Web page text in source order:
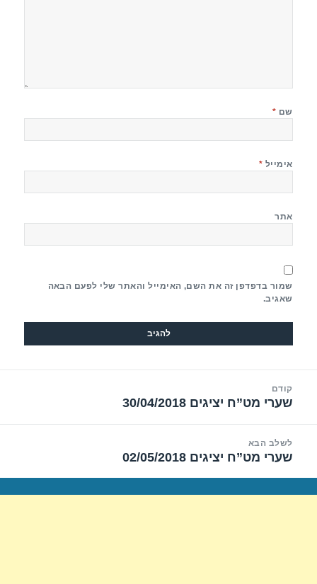
שם *
אימייל *
אתר
שמור בדפדפן זה את השם, האימייל והאתר שלי לפעם הבאה
שאגיב.
קודם
הפוסט
שערי מט”ח יציגים 30/04/2018
לשלב הבא
הפוסט
שערי מט”ח יציגים 02/05/2018